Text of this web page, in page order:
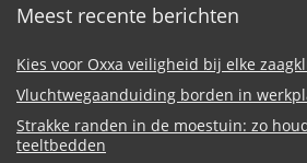
Meest recente berichten
Kies voor Oxxa veiligheid bij elke
Vluchtwegaanduiding borden in
Strakke randen in de moestuin: zo
teeltbedden